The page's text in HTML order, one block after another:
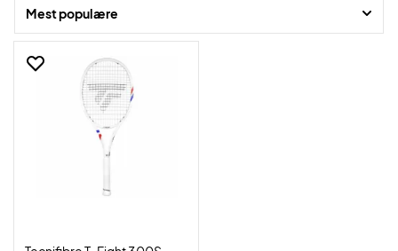
Mest populære